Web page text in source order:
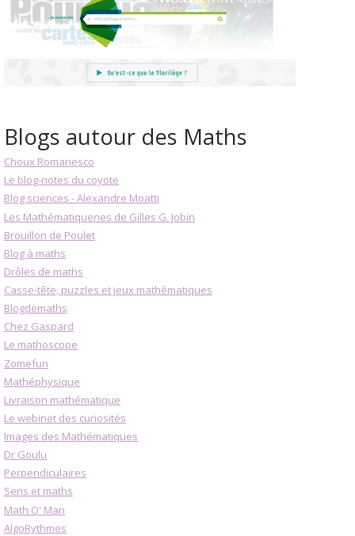
Blogs autour des Maths
Choux Romanesco
Le blog-notes du coyote
Blog sciences - Alexandre Moatti
Les Mathématiqueries de Gilles G. Jobin
Brouillon de Poulet
Blog à maths
Drôles de maths
Casse-tête, puzzles et jeux mathématiques
Blogdemaths
Chez Gaspard
Le mathoscope
Zomefun
Mathéphysique
Livraison mathématique
Le webinet des curiosités
Images des Mathématiques
Dr Goulu
Perpendiculaires
Sens et maths
Math O' Man
AlgoRythmes